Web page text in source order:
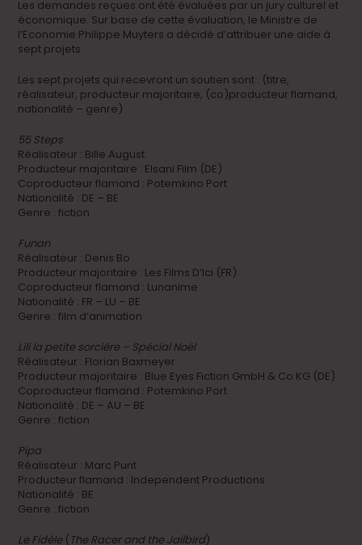
Les demandes reçues ont été évaluées par un jury culturel et
économique. Sur base de cette évaluation, le Ministre de
l’Economie Philippe Muyters a décidé d’attribuer une aide à
sept projets.
Les sept projets qui recevront un soutien sont : (titre,
réalisateur, producteur majoritaire, (co)producteur flamand,
nationalité – genre)
55 Steps
Réalisateur : Bille August
Producteur majoritaire : Elsani Film (DE)
Coproducteur flamand : Potemkino Port
Nationalité : DE – BE
Genre : fiction
Funan
Réalisateur : Denis Bo
Producteur majoritaire : Les Films D’Ici (FR)
Coproducteur flamand : Lunanime
Nationalité : FR – LU – BE
Genre : film d’animation
Lili la petite sorcière – Spécial Noël
Réalisateur : Florian Baxmeyer
Producteur majoritaire : Blue Eyes Fiction GmbH & Co.KG (DE)
Coproducteur flamand : Potemkino Port
Nationalité : DE – AU – BE
Genre : fiction
Pipa
Réalisateur : Marc Punt
Producteur flamand : Independent Productions
Nationalité : BE
Genre : fiction
Le Fidèle ( The Racer and the Jailbird)